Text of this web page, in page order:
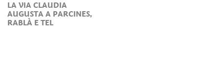
LA VIA CLAUDIA
AUGUSTA A PARCINES,
RABLÀ E TEL